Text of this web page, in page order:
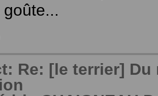
Re: [le terrier]